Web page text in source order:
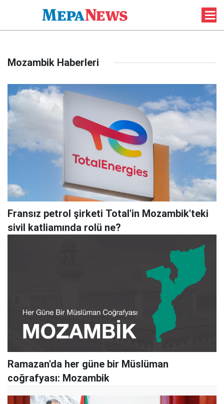
Mozambik Haberleri
Fransız petrol şirketi Total'in Mozambik'teki
sivil katliamında rolü ne?
Ramazan'da her güne bir Müslüman
coğrafyası: Mozambik